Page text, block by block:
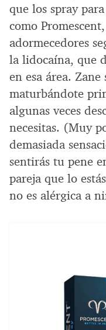
que los spray
como
adormecedores
la lidocaína, que
en esa área.
maturbándote
algunas veces
necesitas. (Muy
demasiada
sentirás tu pene
pareja que lo
no es alérgica a